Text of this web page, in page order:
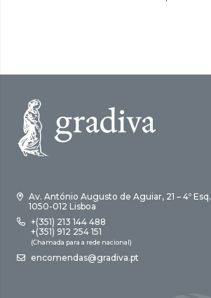
Av. António Augusto de Aguiar, 21 – 4º Esq.
1050-012 Lisboa
+(351) 213 144 488
+(351) 912 254 151
(Chamada para a rede nacional)
encomendas@gradiva.pt